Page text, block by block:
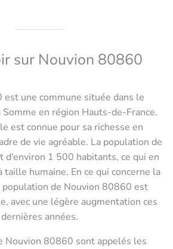
sur Nouvion 80860
une commune située dans le
en région Hauts-de-France.
est connue pour sa richesse en
de vie agréable. La population de
1 500 habitants, ce qui en
taille humaine. En ce qui concerne la
population de Nouvion 80860 est
avec une légère augmentation ces
dernières années.
Nouvion 80860 sont appelés les